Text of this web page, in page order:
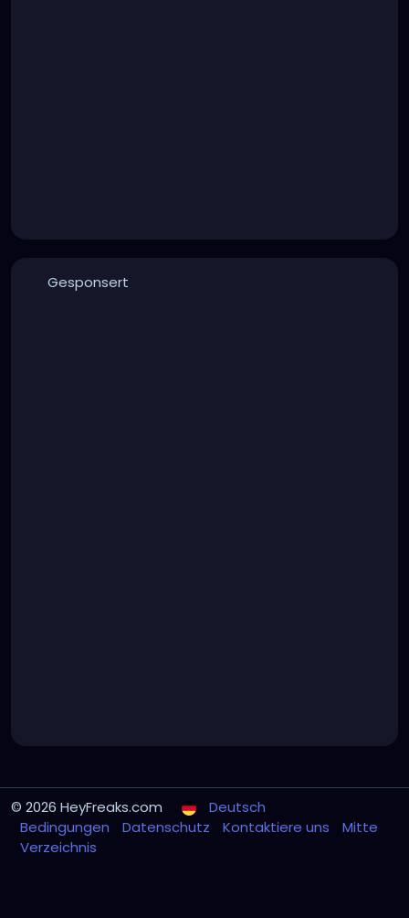
Gesponsert
© 2026 HeyFreaks.com
Deutsch
Bedingungen
Datenschutz Kontaktiere uns
Mitte
Verzeichnis